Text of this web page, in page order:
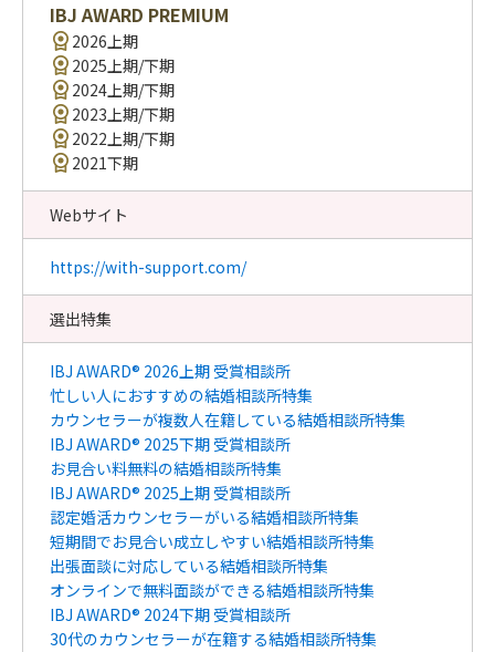
IBJ AWARD PREMIUM
2026上期
2025上期/下期
2024上期/下期
2023上期/下期
2022上期/下期
2021下期
Webサイト
https://with-support.com/
選出特集
IBJ AWARD® 2026上期 受賞相談所
忙しい人におすすめの結婚相談所特集
カウンセラーが複数人在籍している結婚相談所特集
IBJ AWARD® 2025下期 受賞相談所
お見合い料無料の結婚相談所特集
IBJ AWARD® 2025上期 受賞相談所
認定婚活カウンセラーがいる結婚相談所特集
短期間でお見合い成立しやすい結婚相談所特集
出張面談に対応している結婚相談所特集
オンラインで無料面談ができる結婚相談所特集
IBJ AWARD® 2024下期 受賞相談所
30代のカウンセラーが在籍する結婚相談所特集